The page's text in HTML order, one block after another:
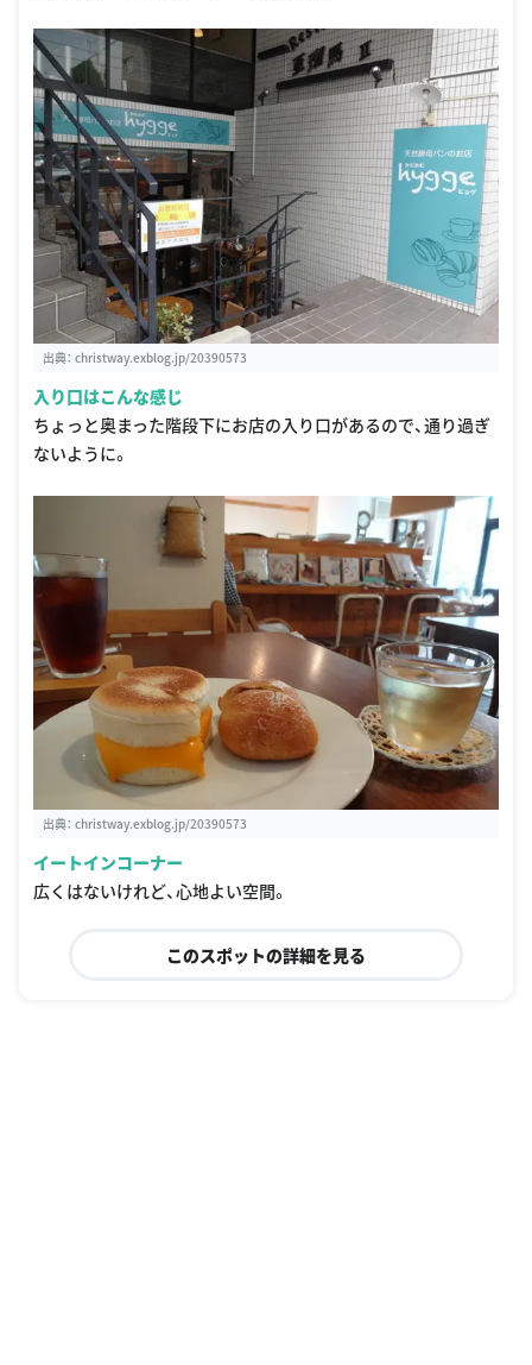
出典： christway.exblog.jp/20390573
入り口はこんな感じ
ちょっと奥まった階段下にお店の入り口があるので、通り過ぎ
ないように。
出典： christway.exblog.jp/20390573
イートインコーナー
広くはないけれど、心地よい空間。
このスポットの詳細を見る